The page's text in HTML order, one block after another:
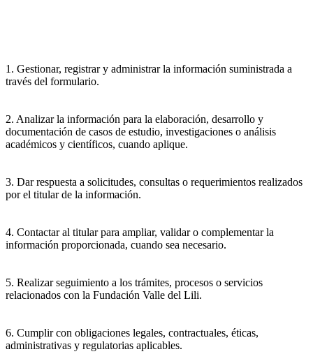
1. Gestionar, registrar y administrar la información suministrada a
través del formulario.
2. Analizar la información para la elaboración, desarrollo y
documentación de casos de estudio, investigaciones o análisis
académicos y científicos, cuando aplique.
3. Dar respuesta a solicitudes, consultas o requerimientos realizados
por el titular de la información.
4. Contactar al titular para ampliar, validar o complementar la
información proporcionada, cuando sea necesario.
5. Realizar seguimiento a los trámites, procesos o servicios
relacionados con la Fundación Valle del Lili.
6. Cumplir con obligaciones legales, contractuales, éticas,
administrativas y regulatorias aplicables.